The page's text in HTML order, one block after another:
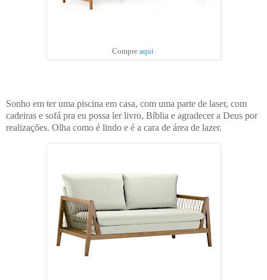
Compre aqui
Sonho em ter uma piscina em casa, com uma parte de laser, com
cadeiras e sofá pra eu possa ler livro, Bíblia e agradecer a Deus por
realizações. Olha como é lindo e é a cara de área de lazer.